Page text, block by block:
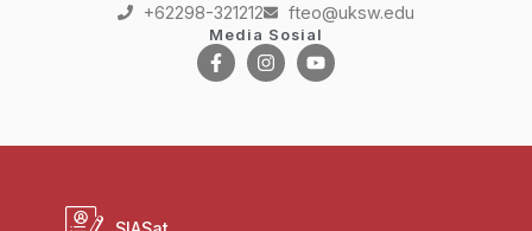
+62298-321212 fteo@uksw.edu
Media Sosial